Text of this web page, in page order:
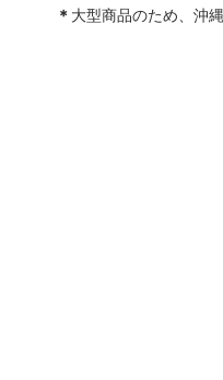
＊ 大型商品のため、沖